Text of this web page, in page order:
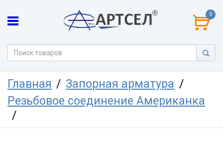
0
Главная
Запорная арматура
Резьбовое соединение Американка